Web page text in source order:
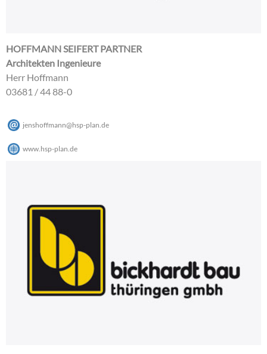
HOFFMANN SEIFERT PARTNER
Architekten Ingenieure
Herr Hoffmann
03681 / 44 88-0
jenshoffmann@hsp-plan.de
www.hsp-plan.de